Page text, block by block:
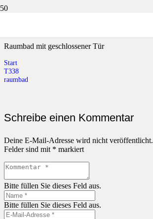
Raumbad mit geschlossener Tür
Start
T338
raumbad
Schreibe einen Kommentar
Deine E-Mail-Adresse wird nicht veröffentlicht.
Felder sind mit * markiert
Bitte füllen Sie dieses Feld aus.
Bitte füllen Sie dieses Feld aus.